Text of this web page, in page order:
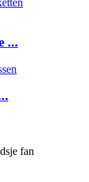
...